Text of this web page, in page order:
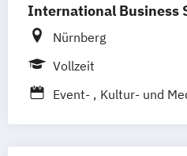
International Business
Nürnberg
Vollzeit
Event-
Kultur- und